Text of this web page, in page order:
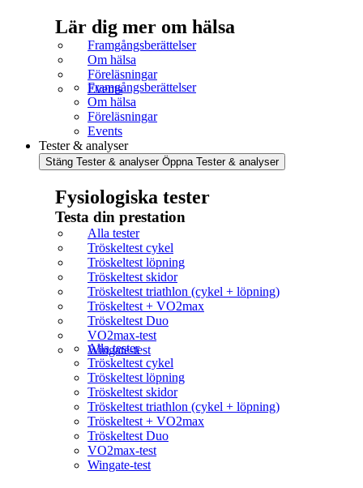
Lär dig mer om hälsa
Framgångsberättelser
Om hälsa
Föreläsningar
Events
Framgångsberättelser
Om hälsa
Föreläsningar
Events
Tester & analyser
Stäng Tester & analyser Öppna Tester & analyser
Fysiologiska tester
Testa din prestation
Alla tester
Tröskeltest cykel
Tröskeltest löpning
Tröskeltest skidor
Tröskeltest triathlon (cykel + löpning)
Tröskeltest + VO2max
Tröskeltest Duo
VO2max-test
Wingate-test
Alla tester
Tröskeltest cykel
Tröskeltest löpning
Tröskeltest skidor
Tröskeltest triathlon (cykel + löpning)
Tröskeltest + VO2max
Tröskeltest Duo
VO2max-test
Wingate-test